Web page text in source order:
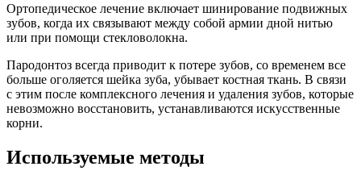
Ортопедическое лечение включает шинирование подвижных
зубов, когда их связывают между собой армии дной нитью
или при помощи стекловолокна.
Пародонтоз всегда приводит к потере зубов, со временем все
больше оголяется шейка зуба, убывает костная ткань. В связи
с этим после комплексного лечения и удаления зубов, которые
невозможно восстановить, устанавливаются искусственные
корни.
Используемые методы